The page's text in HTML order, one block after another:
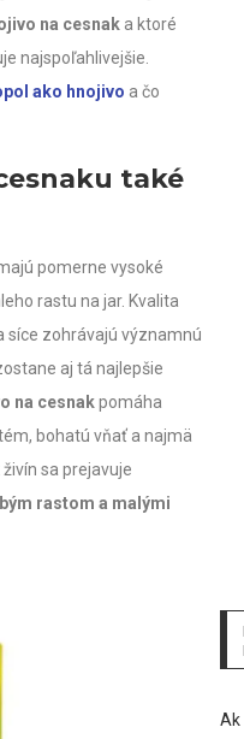
na cesnak a ktoré
najspoľahlivejšie.
ako hnojivo a čo
také
pomerne vysoké
rastu na jar. Kvalita
síce zohrávajú významnú
aj tá najlepšie
na cesnakpomáha
bohatú vňať a najmä
sa prejavuje
rastom a malými
Ak